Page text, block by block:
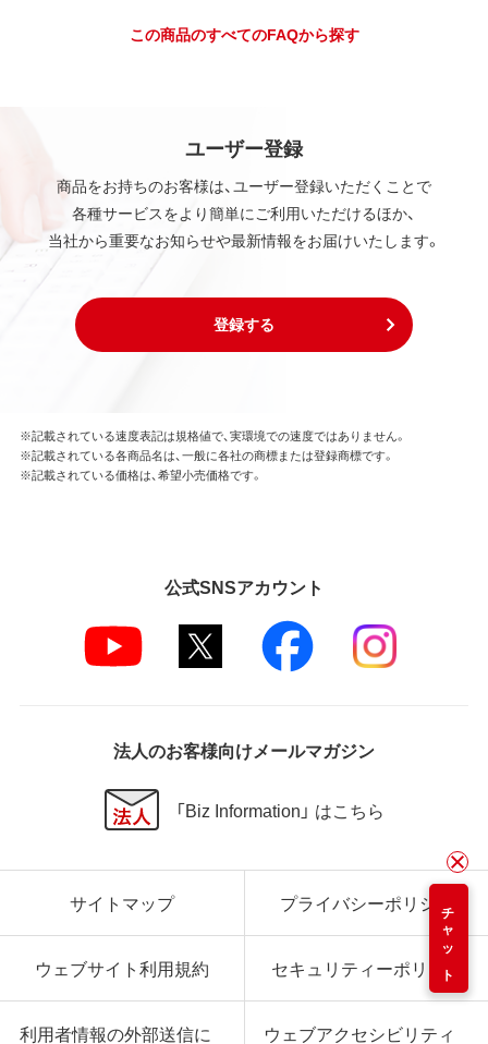
この商品のすべてのFAQから探す
ユーザー登録
商品をお持ちのお客様は、ユーザー登録いただくことで
各種サービスをより簡単にご利用いただけるほか、
当社から重要なお知らせや最新情報をお届けいたします。
登録する
チャット
※記載されている速度表記は規格値で、実環境での速度ではありません。
※記載されている各商品名は、一般に各社の商標または登録商標です。
※記載されている価格は、希望小売価格です。
公式SNSアカウント
法人のお客様向けメールマガジン
「Biz Information」 はこちら
サイトマップ プライバシーポリシー
ウェブサイト利用規約 セキュリティーポリシー
利用者情報の外部送信に ウェブアクセシビリティ